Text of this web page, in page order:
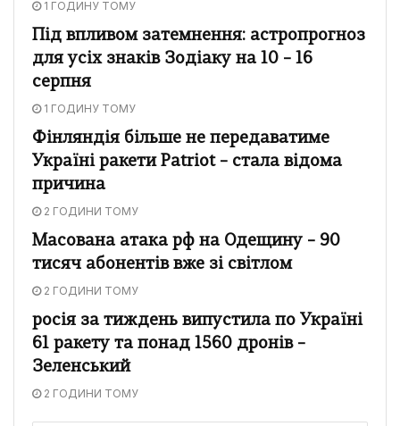
1 ГОДИНУ ТОМУ
Під впливом затемнення: астропрогноз
для усіх знаків Зодіаку на 10 – 16
серпня
1 ГОДИНУ ТОМУ
Фінляндія більше не передаватиме
Україні ракети Patriot – стала відома
причина
2 ГОДИНИ ТОМУ
Масована атака рф на Одещину – 90
тисяч абонентів вже зі світлом
2 ГОДИНИ ТОМУ
росія за тиждень випустила по Україні
61 ракету та понад 1560 дронів –
Зеленський
2 ГОДИНИ ТОМУ